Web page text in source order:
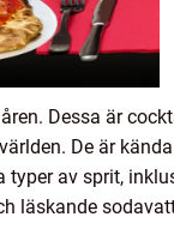
Dessa är
De är
av sprit,
läskande